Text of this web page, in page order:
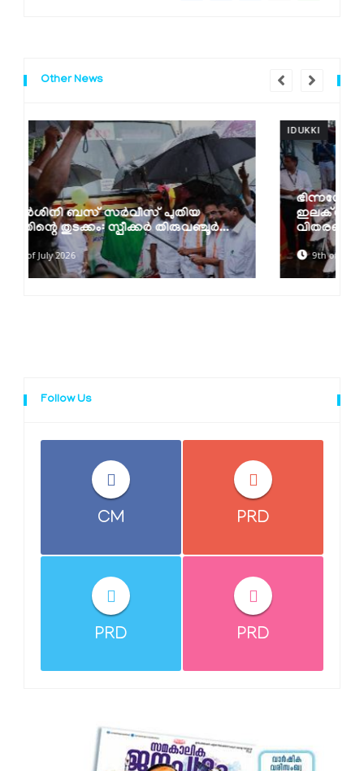
Other News
IDUKKI
ഭിന്നശേഷിക്കാര്‍ക്ക് മുച്ചക്രവാഹനങ്ങളും
ഇലക്ട്രോണിക് വീല്‍ചെയറുകളും
വിതരണം...
9th of July 2026
Follow Us
CM PRD
PRD PRD